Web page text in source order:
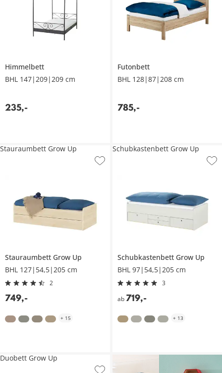
Himmelbett
BHL 147|209|209 cm
235,-
Futonbett
BHL 128|87|208 cm
785,-
Stauraumbett Grow Up
BHL 127|54,5|205 cm
2
749,-
Stauraumbett Grow Up
+ 15
Schubkastenbett Grow Up
BHL 97|54,5|205 cm
3
ab 719,-
Schubkastenbett Grow Up
+ 13
Duobett Grow Up